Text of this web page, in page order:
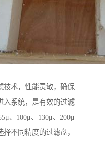
技术，性能灵敏，确保
入系统，是有效的过滤
、100μ、130μ、200μ
不同精度的过滤盘，